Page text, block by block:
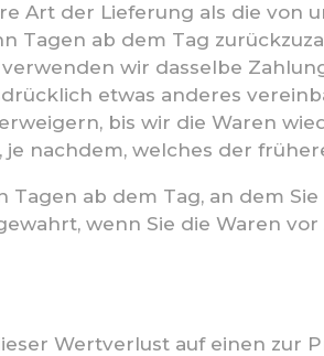
Art der Lieferung als die von
Tagen ab dem Tag
wir dasselbe
etwas anderes
bis wir die Waren
je nachdem, welches der
ab dem Tag, an dem
wenn Sie die Waren
Wertverlust auf einen zur